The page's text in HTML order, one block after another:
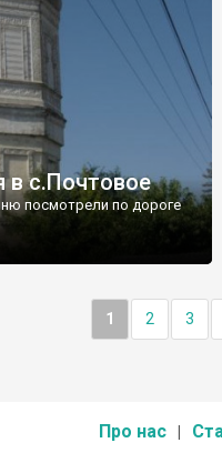
в с.Почтовое
посмотрели по дороге
1 2 3
Про нас